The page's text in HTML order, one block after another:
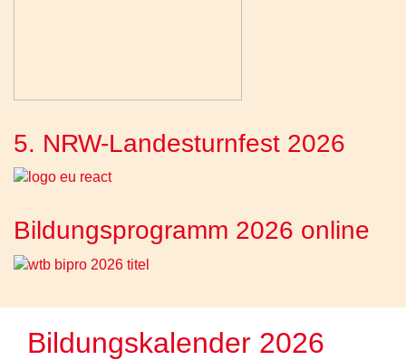
5. NRW-Landesturnfest 2026
Bildungsprogramm 2026 online
Bildungskalender 2026